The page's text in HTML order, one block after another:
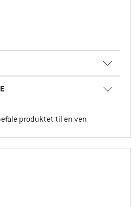
produktet til en ven